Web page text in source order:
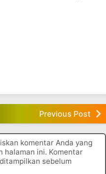
Previous Post
komentar Anda yang
halaman ini. Komentar
sebelum